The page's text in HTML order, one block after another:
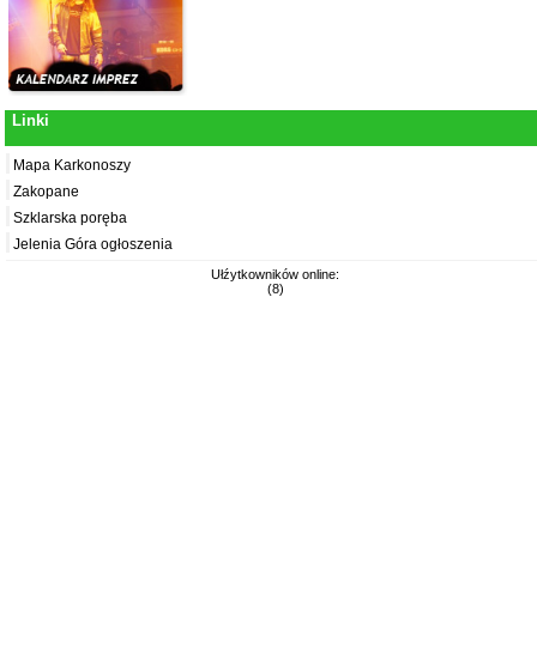
Linki
Mapa Karkonoszy
Zakopane
Szklarska poręba
Jelenia Góra ogłoszenia
Ułźytkowników online:
(8)